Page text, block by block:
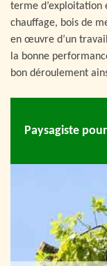
terme d’exploitation
chauffage, bois de
en œuvre d’un
la bonne
bon déroulement
Paysagiste